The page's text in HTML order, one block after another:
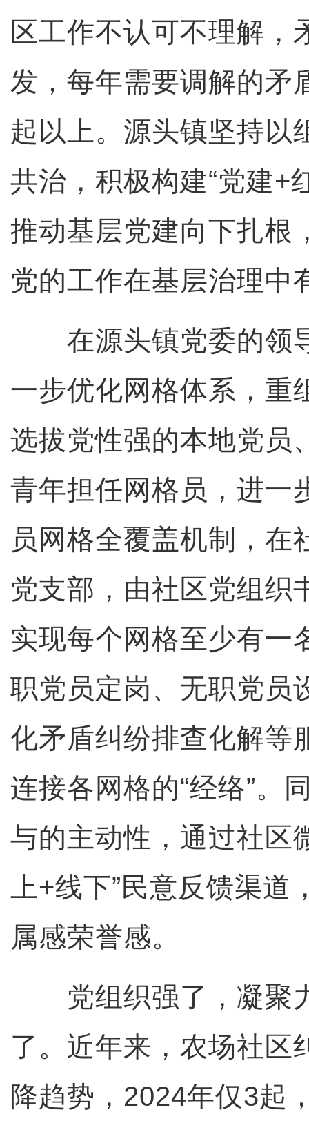
区工作不认可不理解，
发，每年需要调解的矛
起以上。源头镇坚持以
共治，积极构建“党建+
推动基层党建向下扎根
党的工作在基层治理中
在源头镇党委的领
一步优化网格体系，重
选拔党性强的本地党员
青年担任网格员，进一
员网格全覆盖机制，在
党支部，由社区党组织
实现每个网格至少有一
职党员定岗、无职党员
化矛盾纠纷排查化解等
连接各网格的“经络”。
与的主动性，通过社区
上+线下”民意反馈渠
属感荣誉感。
党组织强了，凝聚
了。近年来，农场社区
降趋势，2024年仅3起